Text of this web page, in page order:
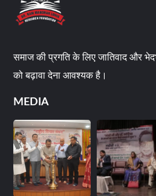
समाज की प्रगति के लिए जातिवाद और
को बढ़ावा देना आवश्यक है।
MEDIA